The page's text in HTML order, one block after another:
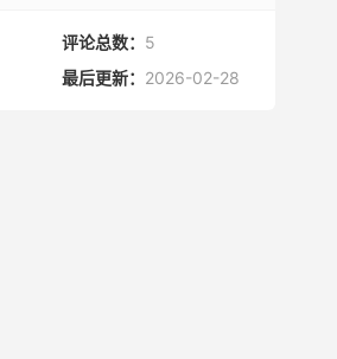
评论总数： 5
最后更新： 2026-02-28